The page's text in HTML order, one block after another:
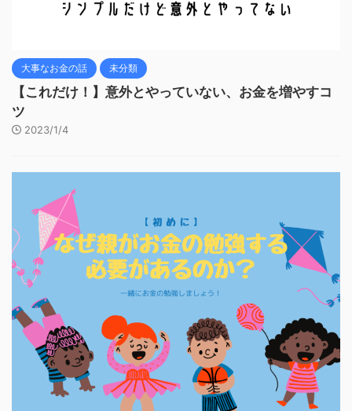
大事なお金の話 未分類
【これだけ！】意外とやっていない、お金を増やすコ
ツ
2023/1/4